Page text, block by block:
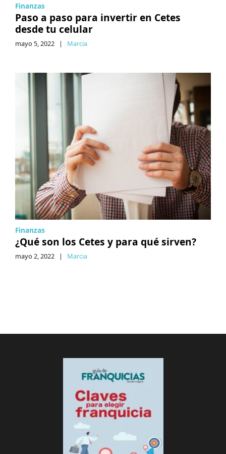
Finanzas
Paso a paso para invertir en Cetes
desde tu celular
mayo 5, 2022 | Marcia
Finanzas
¿Qué son los Cetes y para qué sirven?
mayo 2, 2022 | Marcia